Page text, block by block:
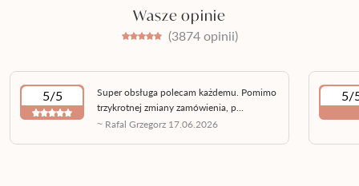
Wasze opinie
(3874 opinii)
5/5
Super obsługa polecam każdemu. Pomimo
trzykrotnej zmiany zamówienia, p...
~ Rafal Grzegorz 17.06.2026
5/